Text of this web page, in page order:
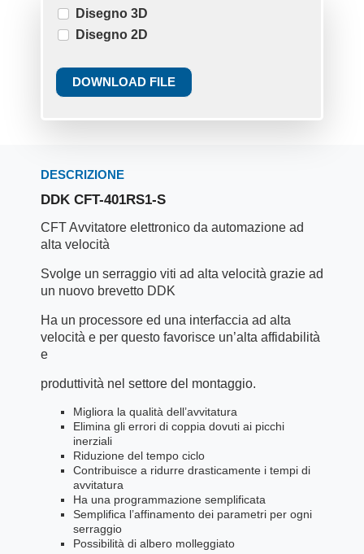
Disegno 3D
Disegno 2D
DOWNLOAD FILE
DESCRIZIONE
DDK CFT-401RS1-S
CFT Avvitatore elettronico da automazione ad
alta velocità
Svolge un serraggio viti ad alta velocità grazie ad
un nuovo brevetto DDK
Ha un processore ed una interfaccia ad alta
velocità e per questo favorisce un’alta affidabilità
e
produttività nel settore del montaggio.
Migliora la qualità dell’avvitatura
Elimina gli errori di coppia dovuti ai picchi
inerziali
Riduzione del tempo ciclo
Contribuisce a ridurre drasticamente i tempi di
avvitatura
Ha una programmazione semplificata
Semplifica l’affinamento dei parametri per ogni
serraggio
Possibilità di albero molleggiato